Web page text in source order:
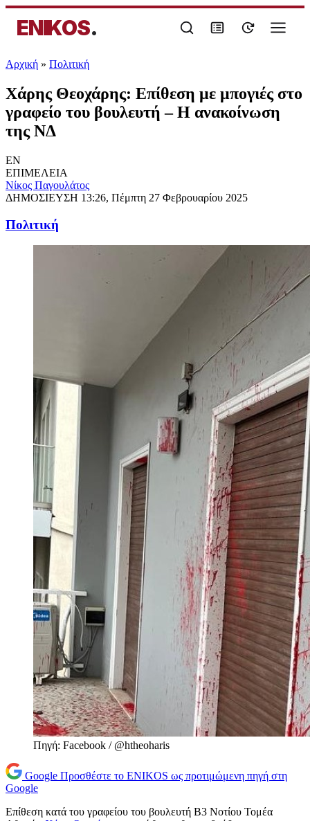
ENIKOS.
Αρχική » Πολιτική
Χάρης Θεοχάρης: Επίθεση με μπογιές στο
γραφείο του βουλευτή – Η ανακοίνωση
της ΝΔ
EN
ΕΠΙΜΕΛΕΙΑ
Νίκος Παγουλάτος
ΔΗΜΟΣΙΕΥΣΗ 13:26, Πέμπτη 27 Φεβρουαρίου 2025
Πολιτική
Πηγή: Facebook / @htheoharis
Google Προσθέστε το ENIKOS ως προτιμώμενη πηγή στη
Google
Επίθεση κατά του γραφείου του βουλευτή Β3 Νοτίου Τομέα